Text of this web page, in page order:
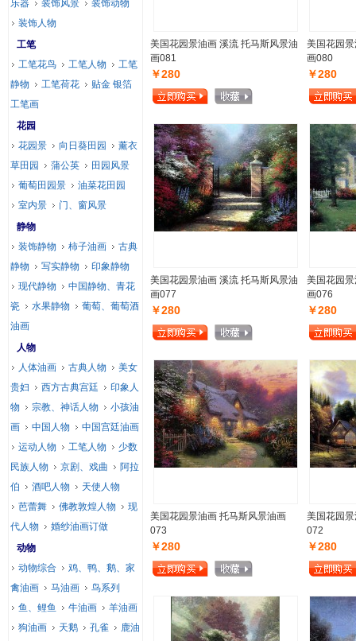
美国花园景油画 溪流 托马斯风景油
画081
￥280
美国花园
画080
￥280
美国花园景油画 溪流 托马斯风景油
画077
￥280
美国花园
画076
￥280
美国花园景油画 托马斯风景油画
073
￥280
美国花园
072
￥280
乐器 装饰风景
装饰动物
装饰人物
工笔
工笔花鸟
工笔人物
工笔
静物
工笔荷花
贴金 银箔
工笔画
花园
花园景
向日葵田园
薰衣
草田园
蒲公英
田园风景
葡萄田园景
油菜花田园
室内景
门、窗风景
静物
装饰静物
柿子油画
古典
静物
写实静物
印象静物
现代静物
中国静物、青花
瓷
水果静物
葡萄、葡萄酒
油画
人物
人体油画
古典人物
美女
贵妇
西方古典宫廷
印象人
物
宗教、神话人物
小孩油
画
中国人物
中国宫廷油画
运动人物
工笔人物
少数
民族人物
京剧、戏曲
阿拉
伯
酒吧人物
天使人物
芭蕾舞
佛教敦煌人物
现
代人物
婚纱油画订做
动物
动物综合
鸡、鸭、鹅、家
禽油画
马油画
鸟系列
鱼、鲤鱼
牛油画
羊油画
狗油画
天鹅 孔雀
鹿油